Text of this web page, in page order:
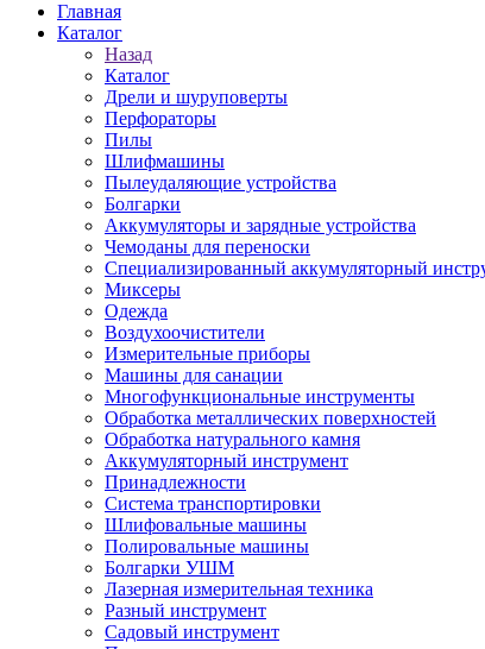
Главная
Каталог
Назад
Каталог
Дрели и шуруповерты
Перфораторы
Пилы
Шлифмашины
Пылеудаляющие устройства
Болгарки
Аккумуляторы и зарядные устройства
Чемоданы для переноски
Специализированный аккумуляторный
Миксеры
Одежда
Воздухоочистители
Измерительные приборы
Машины для санации
Многофункциональные инструменты
Обработка металлических поверхностей
Обработка натурального камня
Аккумуляторный инструмент
Принадлежности
Система транспортировки
Шлифовальные машины
Полировальные машины
Болгарки УШМ
Лазерная измерительная техника
Разный инструмент
Садовый инструмент